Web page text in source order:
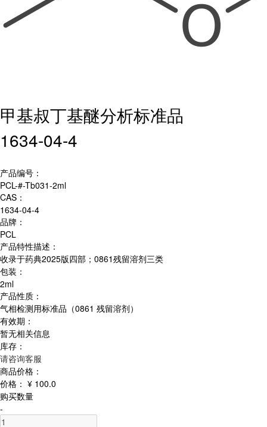
甲基叔丁基醚分析标准品
1634-04-4
产品编号：
PCL-#-Tb031-2ml
CAS：
1634-04-4
品牌：
PCL
产品特性描述：
收录于药典2025版四部；0861残留溶剂三类
包装：
2ml
产品性质：
气相检测用标准品（0861 残留溶剂）
有效期：
暂无相关信息
库存：
请咨询客服
商品价格：
价格： ¥ 100.0
购买数量
-